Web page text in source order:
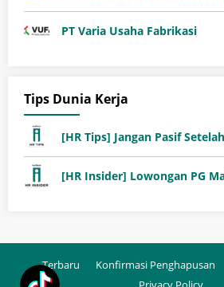
PT Varia Usaha Fabrikasi
Tips Dunia Kerja
Terbaru Konfirmasi Penghapusan